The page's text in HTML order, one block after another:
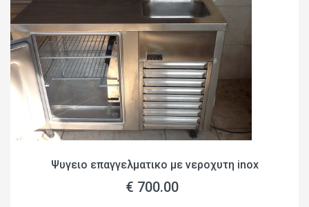
Ψυγειο επαγγελματικο με νεροχυτη inox
€ 700.00